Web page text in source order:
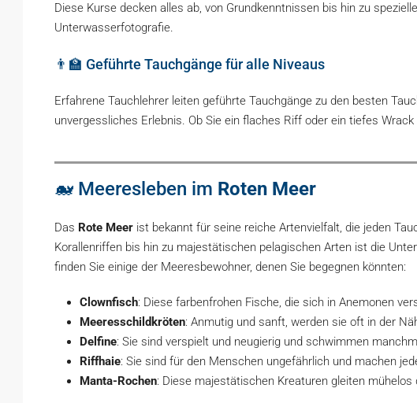
Diese Kurse decken alles ab, von Grundkenntnissen bis hin zu
Unterwasserfotografie.
👨‍🏫 Geführte Tauchgänge für alle Niveaus
Erfahrene Tauchlehrer leiten geführte Tauchgänge zu den besten
unvergessliches Erlebnis. Ob Sie ein flaches Riff oder ein tiefes
🐋 Meeresleben im Roten Meer
Das Rote Meer ist bekannt für seine reiche Artenvielfalt, die jeden
Korallenriffen bis hin zu majestätischen pelagischen Arten ist die
finden Sie einige der Meeresbewohner, denen Sie begegnen könnten:
Clownfisch: Diese farbenfrohen Fische, die sich in Anemonen
Meeresschildkröten: Anmutig und sanft, werden sie oft in der
Delfine: Sie sind verspielt und neugierig und schwimmen
Riffhaie: Sie sind für den Menschen ungefährlich und machen
Manta-Rochen: Diese majestätischen Kreaturen gleiten mühelos